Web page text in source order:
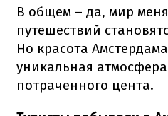
В общем – да, мир
путешествий
Но красота
уникальная
потраченного цента.